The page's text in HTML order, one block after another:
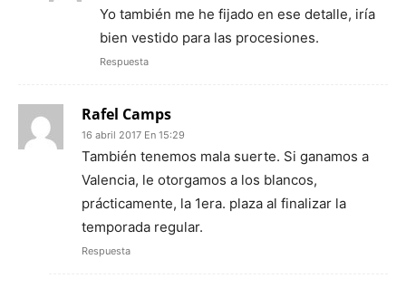
Yo también me he fijado en ese detalle, iría
bien vestido para las procesiones.
Respuesta
Rafel Camps
16 abril 2017 En 15:29
También tenemos mala suerte. Si ganamos a
Valencia, le otorgamos a los blancos,
prácticamente, la 1era. plaza al finalizar la
temporada regular.
Respuesta